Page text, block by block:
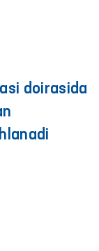
doirasida